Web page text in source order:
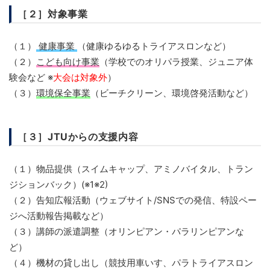
［２］対象事業
（１） 健康事業
（健康ゆるゆるトライアスロンなど）
（２） こども向け事業 （学校でのオリパラ授業、ジュニア体
験会など ※大会は対象外）
（３） 環境保全事業 （ビーチクリーン、環境啓発活動など）
［３］JTUからの支援内容
（１）物品提供（スイムキャップ、アミノバイタル、トラン
ジションバック）(※1※2)
（２）告知広報活動（ウェブサイト/SNSでの発信、特設ペー
ジへ活動報告掲載など）
（３）講師の派遣調整（オリンピアン・パラリンピアンな
ど）
（４）機材の貸し出し（競技用車いす、パラトライアスロン